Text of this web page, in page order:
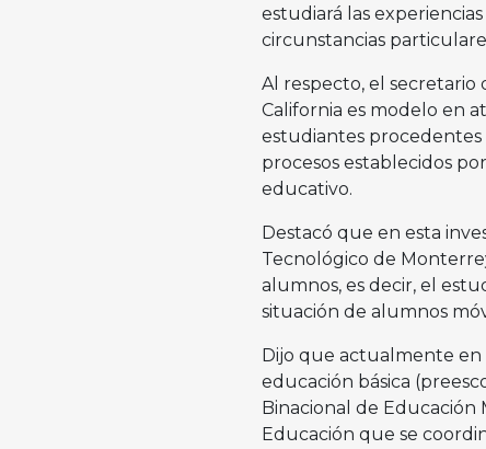
estudiará las
circunstancias
Al respecto, el secretario
California es modelo en
estudiantes
procesos establecidos
educativo.
Destacó que en esta
Tecnológico de
alumnos, es decir, el
situación de alumnos
Dijo que actualmente en
educación básica
Binacional de
Educación que se